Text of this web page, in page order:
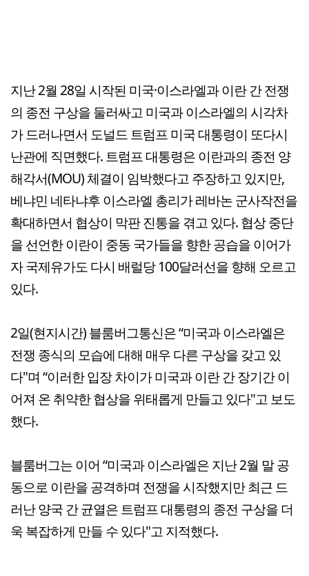
지난 2월 28일 시작된 미국·이스라엘과 이란 간 전쟁
의 종전 구상을 둘러싸고 미국과 이스라엘의 시각차
가 드러나면서 도널드 트럼프 미국 대통령이 또다시
난관에 직면했다. 트럼프 대통령은 이란과의 종전 양
해각서(MOU) 체결이 임박했다고 주장하고 있지만,
베냐민 네타냐후 이스라엘 총리가 레바논 군사작전을
확대하면서 협상이 막판 진통을 겪고 있다. 협상 중단
을 선언한 이란이 중동 국가들을 향한 공습을 이어가
자 국제유가도 다시 배럴당 100달러선을 향해 오르고
있다.
2일(현지시간) 블룸버그통신은 “미국과 이스라엘은
전쟁 종식의 모습에 대해 매우 다른 구상을 갖고 있
다"며 “이러한 입장 차이가 미국과 이란 간 장기간 이
어져 온 취약한 협상을 위태롭게 만들고 있다"고 보도
했다.
블룸버그는 이어 “미국과 이스라엘은 지난 2월 말 공
동으로 이란을 공격하며 전쟁을 시작했지만 최근 드
러난 양국 간 균열은 트럼프 대통령의 종전 구상을 더
욱 복잡하게 만들 수 있다"고 지적했다.